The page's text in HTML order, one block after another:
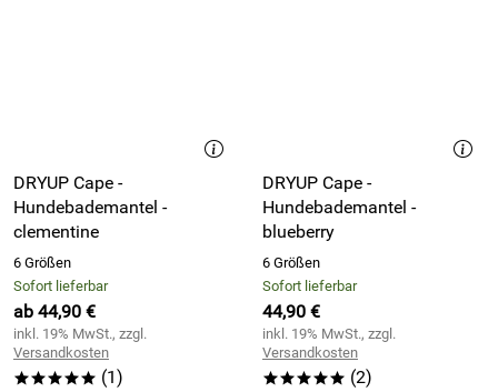
DRYUP Cape -
Hundebademantel -
clementine
6 Größen
Sofort lieferbar
ab 44,90 €
inkl. 19% MwSt., zzgl.
Versandkosten
***** (1)
DRYUP Cape -
Hundebademantel -
blueberry
6 Größen
Sofort lieferbar
44,90 €
inkl. 19% MwSt., zzgl.
Versandkosten
***** (2)